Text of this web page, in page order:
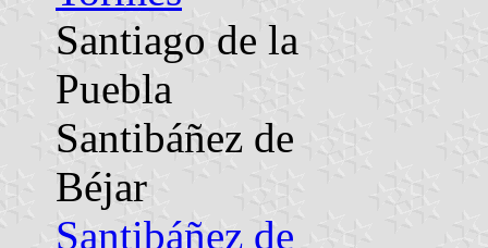
Santiago de la
Puebla
Santibáñez de
Béjar
Santibáñez de